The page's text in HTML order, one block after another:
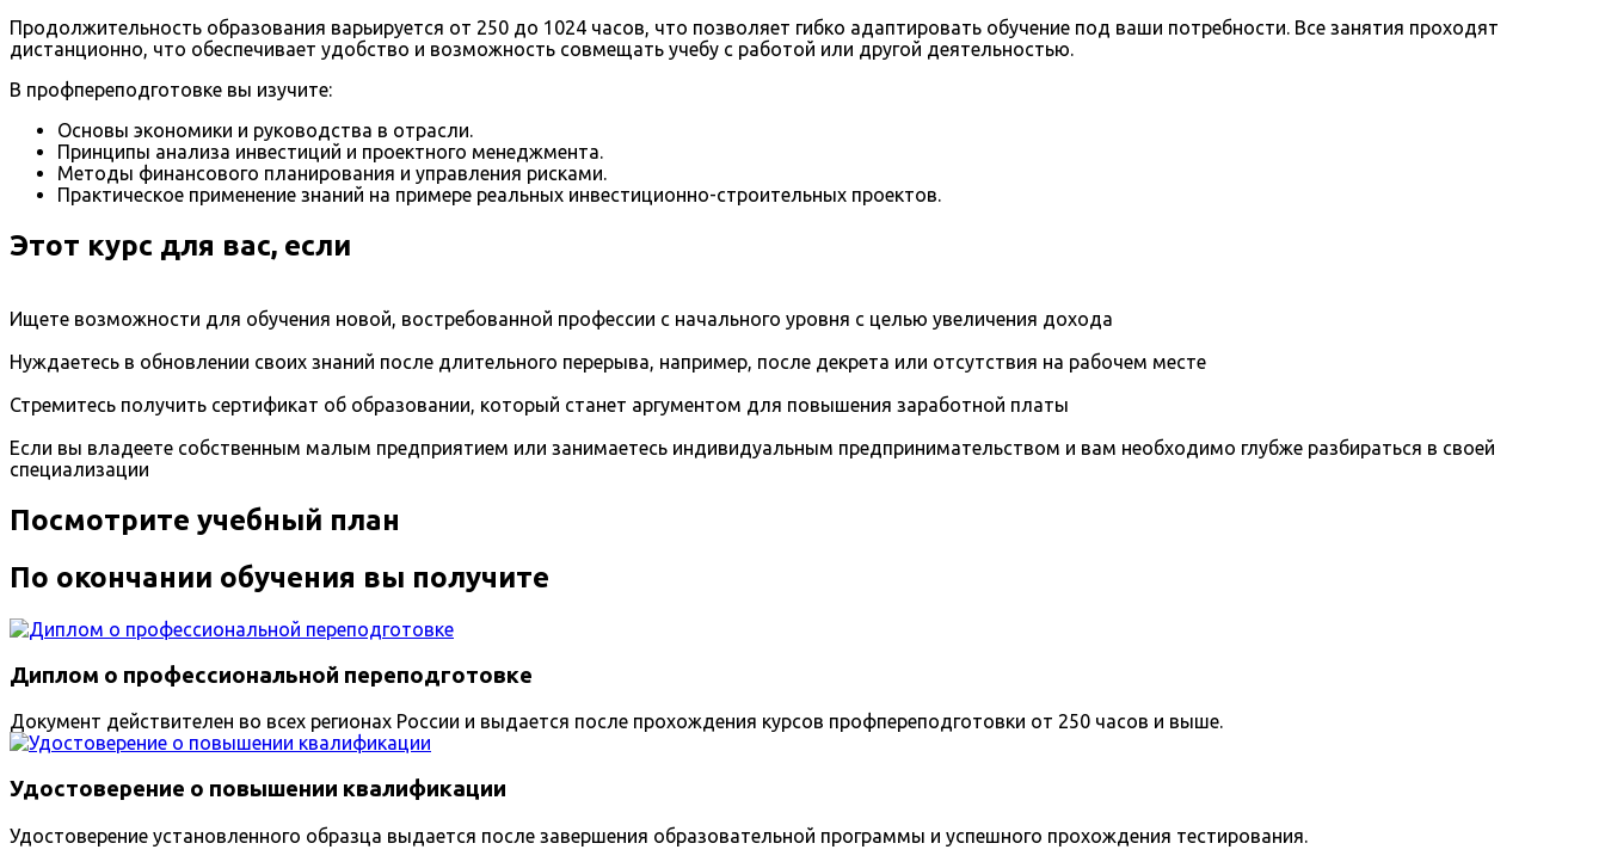
Продолжительность образования варьируется от 250 до 1024 часов, что позволяет гибко адаптировать обучение под ваши потребности. Все занятия проходят
дистанционно, что обеспечивает удобство и возможность совмещать учебу с работой или другой деятельностью.
В профпереподготовке вы изучите:
Основы экономики и руководства в отрасли.
Принципы анализа инвестиций и проектного менеджмента.
Методы финансового планирования и управления рисками.
Практическое применение знаний на примере реальных инвестиционно-строительных проектов.
Этот курс для вас, если
Ищете возможности для обучения новой, востребованной профессии с начального уровня с целью увеличения дохода
Нуждаетесь в обновлении своих знаний после длительного перерыва, например, после декрета или отсутствия на рабочем месте
Стремитесь получить сертификат об образовании, который станет аргументом для повышения заработной платы
Если вы владеете собственным малым предприятием или занимаетесь индивидуальным предпринимательством и вам необходимо глубже разбираться в своей
специализации
Посмотрите учебный план
По окончании обучения вы получите
Диплом о профессиональной переподготовке
Документ действителен во всех регионах России и выдается после прохождения курсов профпереподготовки от 250 часов и выше.
Удостоверение о повышении квалификации
Удостоверение установленного образца выдается после завершения образовательной программы и успешного прохождения тестирования.